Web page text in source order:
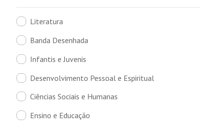
Literatura
Banda Desenhada
Infantis e Juvenis
Desenvolvimento Pessoal e Espiritual
Ciências Sociais e Humanas
Ensino e Educação